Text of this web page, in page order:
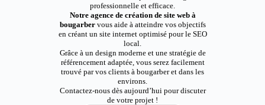
professionnelle et efficace.
Notre agence de création de site web à
bougarbervous aide à atteindre vos objectifs
en créant un site internet optimisé pour le SEO
local.
Grâce à un design moderne et une stratégie de
référencement adaptée, vous serez facilement
trouvé par vos clients à bougarber et dans les
environs.
Contactez-nous dès aujourd’hui pour discuter
de votre projet !